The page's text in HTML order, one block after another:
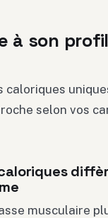
à son
caloriques
selon vos
musculaire